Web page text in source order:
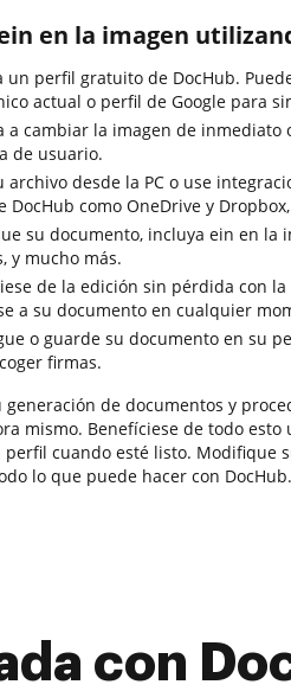
en la imagen
un perfil gratuito de DocHub.
actual o perfil de Google para
a cambiar la imagen de
de usuario.
archivo desde la PC o use
DocHub como OneDrive y
su documento, incluya ein en la
y mucho más.
de la edición sin pérdida con
a su documento en cualquier
o guarde su documento en su
firmas.
generación de documentos y
mismo. Benefíciese de todo
perfil cuando esté listo. Modifique
lo que puede hacer con DocHub.
con